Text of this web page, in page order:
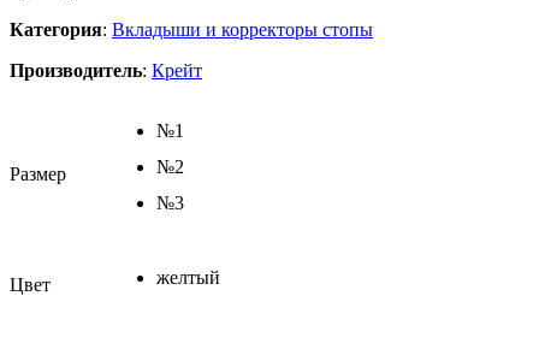
Категория: Вкладыши и корректоры стопы
Производитель: Крейт
Размер
№1
№2
№3
Цвет желтый